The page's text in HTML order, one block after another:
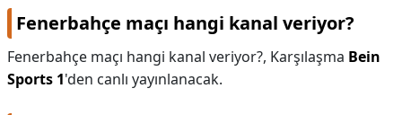
Fenerbahçe maçı hangi kanal veriyor?
Fenerbahçe maçı hangi kanal veriyor?, Karşılaşma Bein
Sports 1'den canlı yayınlanacak.